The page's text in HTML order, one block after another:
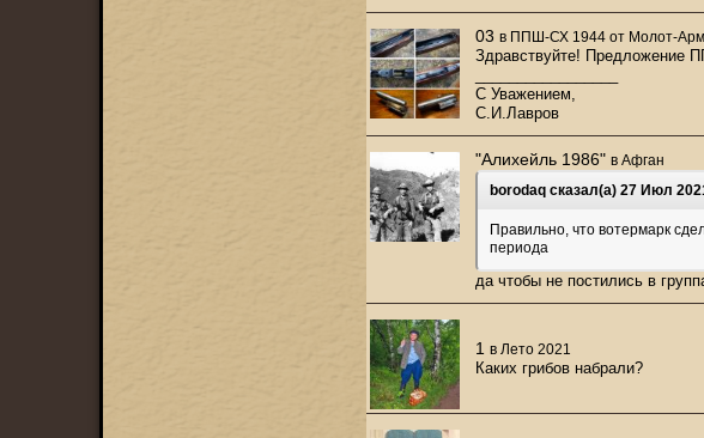
03 в ППШ-СХ 1944 от Молот-
Здравствуйте! Предложение
С Уважением,
С.И.Лавров
"Алихейль 1986" в Афган
borodaq сказал(а) 27 Июл
Правильно, что вотермарк
периода
да чтобы не постились в
1 в Лето 2021
Каких грибов набрали?